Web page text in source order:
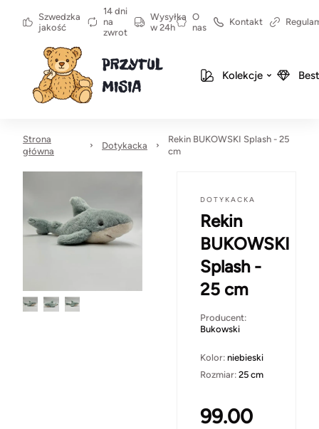
Szwedzka
jakość
14 dni
na
zwrot
Wysyłka
w 24h
O
nas
Kontakt
Kolekcje
Strona
główna
Dotykacka
Rekin BUKOWSKI Splash - 25
cm
DOTYKACKA
Rekin
BUKOWSKI
Splash -
25 cm
Producent:
Bukowski
Kolor: niebieski
Rozmiar: 25 cm
99.00